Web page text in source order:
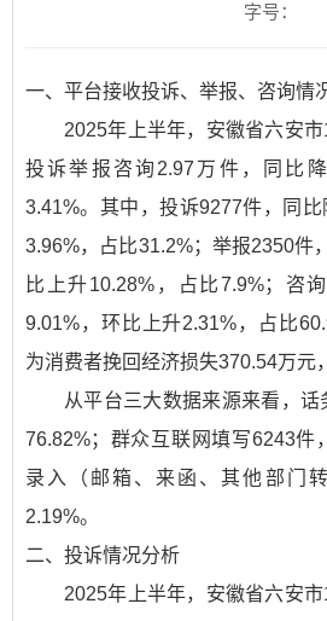
字号：
一、平台接收投诉、举报、咨询情
2025年上半年，安徽省六安
投诉举报咨询2.97万件，同比
3.41%。其中，投诉9277件，同
3.96%，占比31.2%；举报2350件
比上升10.28%，占比7.9%；咨
9.01%，环比上升2.31%，占比
为消费者挽回经济损失370.54万元
从平台三大数据来源来看，
76.82%；群众互联网填写6243件
录入（邮箱、来函、其他部门
2.19%。
二、投诉情况分析
2025年上半年，安徽省六安